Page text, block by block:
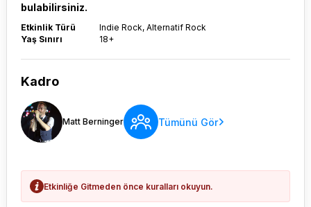
bulabilirsiniz.
Etkinlik Türü
Indie Rock, Alternatif Rock
Yaş Sınırı
18+
Kadro
Matt Berninger Tümünü Gör
Etkinliğe Gitmeden önce kuralları okuyun.